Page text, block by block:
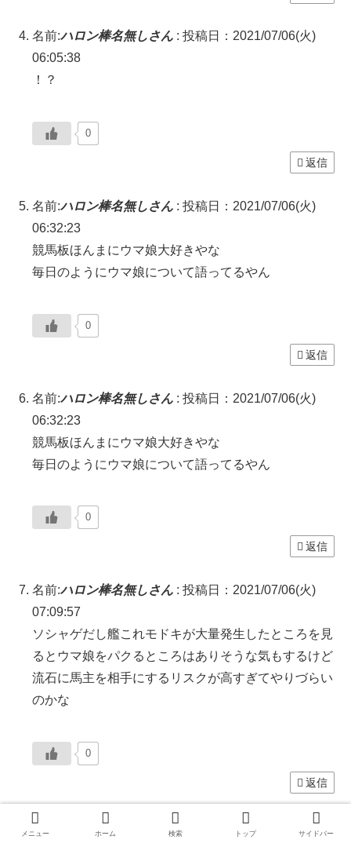
名前:ハロン棒名無しさん : 投稿日：2021/07/06(火)
06:05:38
！？
0
返信
名前:ハロン棒名無しさん : 投稿日：2021/07/06(火)
06:32:23
競馬板ほんまにウマ娘大好きやな
毎日のようにウマ娘について語ってるやん
0
返信
名前:ハロン棒名無しさん : 投稿日：2021/07/06(火)
06:32:23
競馬板ほんまにウマ娘大好きやな
毎日のようにウマ娘について語ってるやん
0
返信
名前:ハロン棒名無しさん : 投稿日：2021/07/06(火)
07:09:57
ソシャゲだし艦これモドキが大量発生したところを見
るとウマ娘をパクるところはありそうな気もするけど
流石に馬主を相手にするリスクが高すぎてやりづらい
のかな
0
返信
名前: ハロン棒名無しさん:
投稿日：2021/07/06(火)
メニュー ホーム 検索 トップ サイドバー